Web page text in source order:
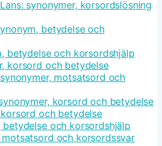
synonymer, korsordslösning
betydelse och
betydelse och korsordshjälp
korsord och betydelse
motsatsord och
korsord och betydelse
och betydelse
betydelse och korsordshjälp
motsatsord och korsordssvar